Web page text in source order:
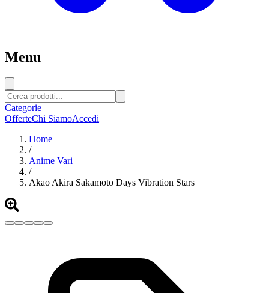
Menu
Categorie
OfferteChi SiamoAccedi
Home
/
Anime Vari
/
Akao Akira Sakamoto Days Vibration Stars